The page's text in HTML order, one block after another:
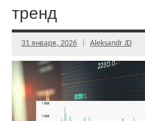
тренд
31 января, 2026 Aleksandr JD